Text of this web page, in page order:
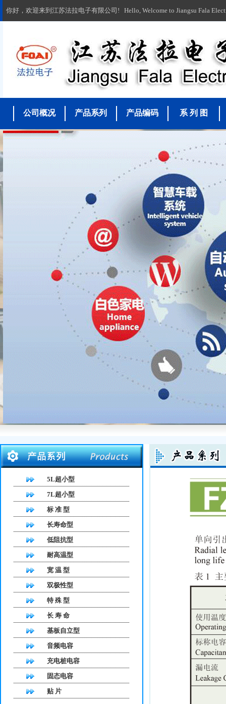
你好，欢迎来到江苏法拉电子有限公司! Hello, Welcome to Jiangsu Fala
公司概况 产品系列 产品编码 系 列 图
5L超小型
7L超小型
标 准 型
长寿命型
低阻抗型
耐高温型
宽 温 型
双极性型
特 殊 型
长 寿 命
基板自立型
音频电容
充电桩电容
固态电容
贴 片